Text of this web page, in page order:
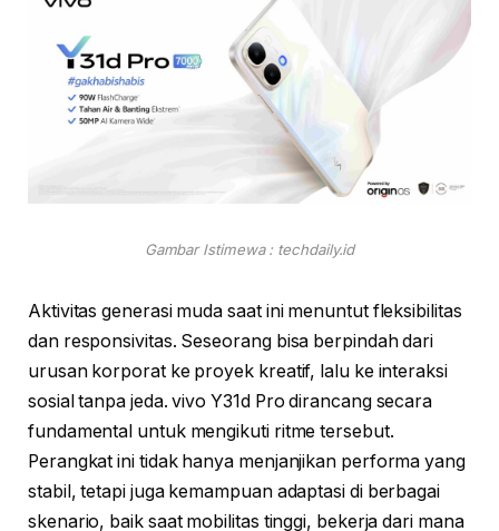
Gambar Istimewa : techdaily.id
Aktivitas generasi muda saat ini menuntut fleksibilitas
dan responsivitas. Seseorang bisa berpindah dari
urusan korporat ke proyek kreatif, lalu ke interaksi
sosial tanpa jeda. vivo Y31d Pro dirancang secara
fundamental untuk mengikuti ritme tersebut.
Perangkat ini tidak hanya menjanjikan performa yang
stabil, tetapi juga kemampuan adaptasi di berbagai
skenario, baik saat mobilitas tinggi, bekerja dari mana